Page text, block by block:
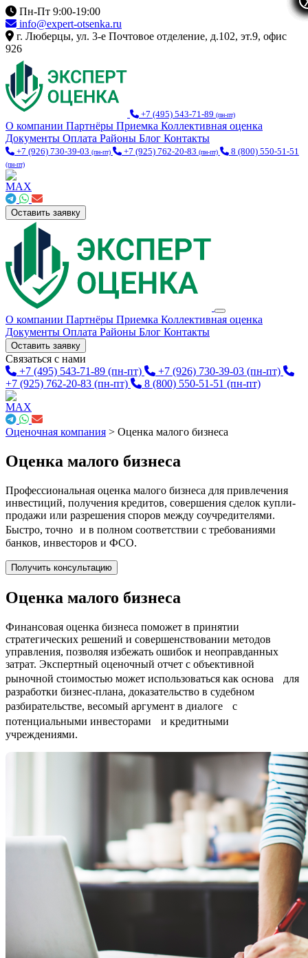
Пн-Пт 9:00-19:00
info@expert-otsenka.ru
г. Люберцы, ул. 3-е Почтовое отделение, д.102, эт.9, офис
926
+7 (495) 543-71-89 (пн-пт)
О компании Партнёры Приемка Коллективная оценка
Документы Оплата Районы Блог Контакты
+7 (926) 730-39-03 (пн-пт) +7 (925) 762-20-83 (пн-пт) 8 (800) 550-51-51
(пн-пт)
Оставить заявку
О компании Партнёры Приемка Коллективная оценка
Документы Оплата Районы Блог Контакты
Оставить заявку
Связаться с нами
+7 (495) 543-71-89 (пн-пт) +7 (926) 730-39-03 (пн-пт)
+7 (925) 762-20-83 (пн-пт) 8 (800) 550-51-51 (пн-пт)
Оценочная компания > Оценка малого бизнеса
Оценка малого бизнеса
Профессиональная оценка малого бизнеса для привлечения
инвестиций, получения кредитов, совершения сделок купли-
продажи или разрешения споров между соучредителями.
Быстро, точно и в полном соответствии с требованиями
банков, инвесторов и ФСО.
Получить консультацию
Оценка малого бизнеса
Финансовая оценка бизнеса поможет в принятии
стратегических решений и совершенствовании методов
управления, позволяя избежать ошибок и неоправданных
затрат. Экспертный оценочный отчет с объективной
рыночной стоимостью может использоваться как основа для
разработки бизнес-плана, доказательство в судебном
разбирательстве, весомый аргумент в диалоге с
потенциальными инвесторами и кредитными
учреждениями.